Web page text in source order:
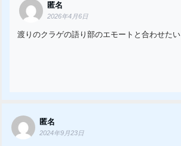
匿名
2026年4月6日
渡りのクラゲの語り部のエモートと合わせたい
匿名
2024年9月23日